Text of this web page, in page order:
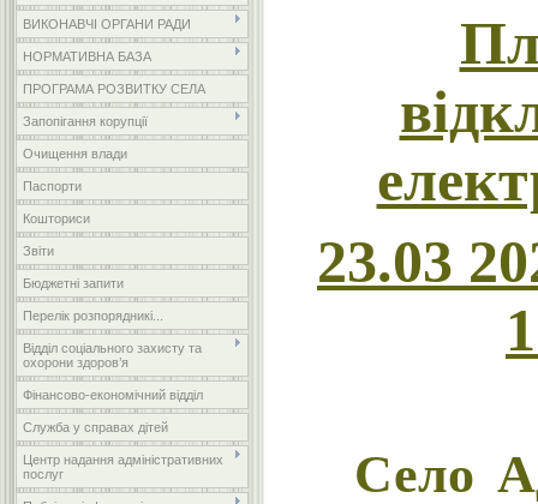
ВИКОНАВЧІ ОРГАНИ РАДИ
НОРМАТИВНА БАЗА
ПРОГРАМА РОЗВИТКУ СЕЛА
Запопігання корупції
Очищення влади
Паспорти
Кошториси
Звіти
Бюджетні запити
Перелік розпорядникі...
Відділ соціального захисту та
охорони здоров’я
Фінансово-економічний відділ
Служба у справах дітей
Центр надання адміністративних
послуг
23.03
Село